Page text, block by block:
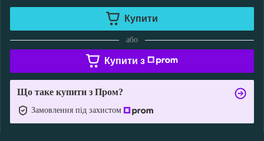
Купити
або
Купити з
Що таке купити з Пром?
Замовлення під захистом